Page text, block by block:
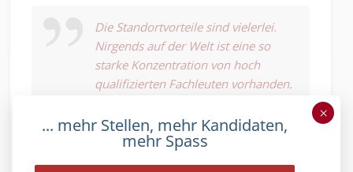
Die Standortvorteile sind vielerlei.
Nirgends auf der Welt ist eine so
starke Konzentration von hoch
qualifizierten Fachleuten vorhanden.
... mehr Stellen, mehr Kandidaten,
mehr Spass
×